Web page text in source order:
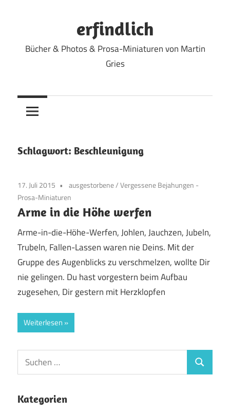
erfindlich
Bücher & Photos & Prosa-Miniaturen von Martin
Gries
Schlagwort: Beschleunigung
17. Juli 2015 ausgestorbene/Vergessene Bejahungen -
Prosa-Miniaturen
Arme in die Höhe werfen
Arme-in-die-Höhe-Werfen, Johlen, Jauchzen, Jubeln,
Trubeln, Fallen-Lassen waren nie Deins. Mit der
Gruppe des Augenblicks zu verschmelzen, wollte Dir
nie gelingen. Du hast vorgestern beim Aufbau
zugesehen, Dir gestern mit Herzklopfen
Weiterlesen
Suchen
nach:
Suchen
Kategorien